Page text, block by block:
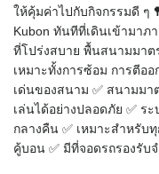
ให้คุ้มค่าไปกับกิจกรรมดี ๆ
Kubon ทันทีที่เดินเข้ามาภ
ที่โปร่งสบาย พื้นสนามมาต
เหมาะทั้งการซ้อม การตีอ
เด่นของสนาม ✅ สนามม
เล่นได้อย่างปลอดภัย ✅ ร
กลางคืน ✅ เหมาะสำหรับ
คู้บอน ✅ มีที่จอดรถรองรั